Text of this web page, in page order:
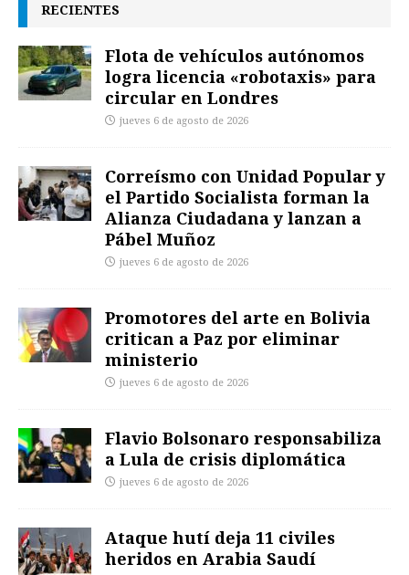
RECIENTES
Flota de vehículos autónomos
logra licencia «robotaxis» para
circular en Londres
jueves 6 de agosto de 2026
Correísmo con Unidad Popular y
el Partido Socialista forman la
Alianza Ciudadana y lanzan a
Pábel Muñoz
jueves 6 de agosto de 2026
Promotores del arte en Bolivia
critican a Paz por eliminar
ministerio
jueves 6 de agosto de 2026
Flavio Bolsonaro responsabiliza
a Lula de crisis diplomática
jueves 6 de agosto de 2026
Ataque hutí deja 11 civiles
heridos en Arabia Saudí